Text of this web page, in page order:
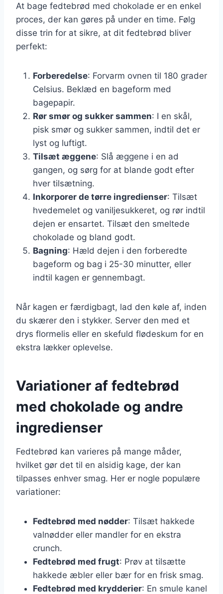
At bage fedtebrød med chokolade er en enkel
proces, der kan gøres på under en time. Følg
disse trin for at sikre, at dit fedtebrød bliver
perfekt:
Forberedelse: Forvarm ovnen til 180 grader
Celsius. Beklæd en bageform med
bagepapir.
Rør smør og sukker sammen: I en skål,
pisk smør og sukker sammen, indtil det er
lyst og luftigt.
Tilsæt æggene: Slå æggene i en ad
gangen, og sørg for at blande godt efter
hver tilsætning.
Inkorporer de tørre ingredienser: Tilsæt
hvedemelet og vaniljesukkeret, og rør indtil
dejen er ensartet. Tilsæt den smeltede
chokolade og bland godt.
Bagning: Hæld dejen i den forberedte
bageform og bag i 25-30 minutter, eller
indtil kagen er gennembagt.
Når kagen er færdigbagt, lad den køle af, inden
du skærer den i stykker. Server den med et
drys flormelis eller en skefuld flødeskum for en
ekstra lækker oplevelse.
Variationer af fedtebrød
med chokolade og andre
ingredienser
Fedtebrød kan varieres på mange måder,
hvilket gør det til en alsidig kage, der kan
tilpasses enhver smag. Her er nogle populære
variationer:
Fedtebrød med nødder: Tilsæt hakkede
valnødder eller mandler for en ekstra
crunch.
Fedtebrød med frugt: Prøv at tilsætte
hakkede æbler eller bær for en frisk smag.
Fedtebrød med krydderier: En smule kanel